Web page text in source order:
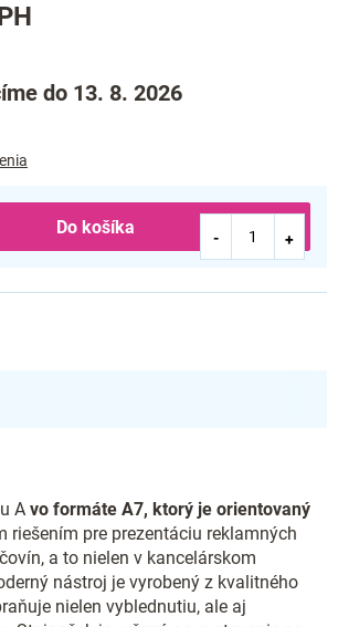
do 13. 8. 2026
Do košíka
A vo formáte A7, ktorý je orientovaný
riešením pre prezentáciu reklamných
a to nielen v kancelárskom
nástroj je vyrobený z kvalitného
nielen vyblednutiu, ale aj